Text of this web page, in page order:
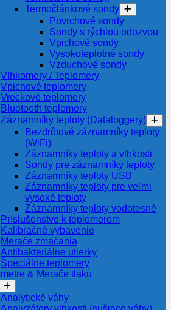
Termočlánkové sondy
Povrchové sondy
Sondy s rýchlou odozvou
Vpichové sondy
Vysokoteplotné sondy
Vzduchové sondy
Vlhkomery / Teplomery
Vpichové teplomery
Vreckové teplomery
Bluetooth teplomery
Záznamníky teploty (Dataloggery)
Bezdrôtové záznamníky teploty
(WiFi)
Záznamníky teploty a vlhkosti
Sondy pre záznamníky teploty
Záznamníky teploty USB
Záznamníky teploty pre veľmi
vysoké teploty
Záznamníky teploty vodotesné
Príslušenstvo k teplomerom
Kalibračné vybavenie
Merače zmáčania
Antibakteriálne utierky
Špeciálne teplomery
& Merače tlaku
Analytické váhy